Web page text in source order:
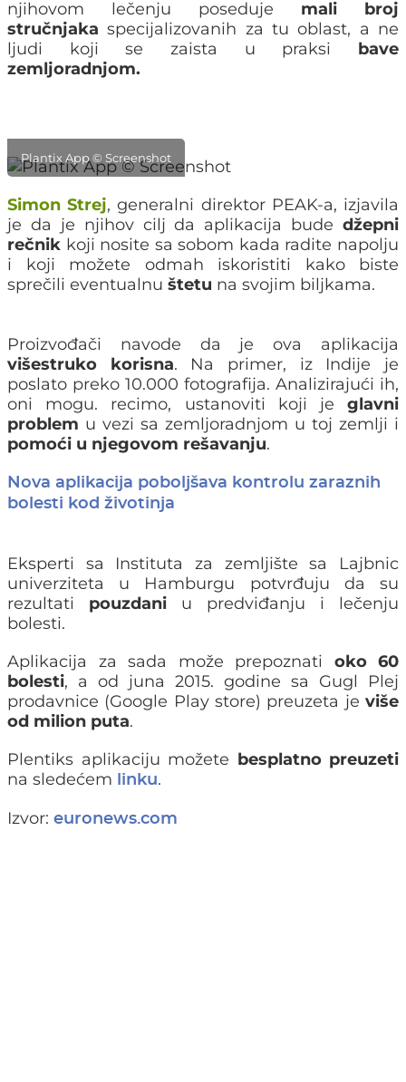
njihovom lečenju poseduje mali broj
stručnjaka specijalizovanih za tu oblast, a ne
ljudi koji se zaista u praksi bave
zemljoradnjom.
Plantix App © Screenshot
Simon Strej, generalni direktor PEAK-a, izjavila
je da je njihov cilj da aplikacija bude džepni
rečnik koji nosite sa sobom kada radite napolju
i koji možete odmah iskoristiti kako biste
sprečili eventualnu štetu na svojim biljkama.
Proizvođači navode da je ova aplikacija
višestruko korisna. Na primer, iz Indije je
poslato preko 10.000 fotografija. Analizirajući ih,
oni mogu. recimo, ustanoviti koji je glavni
problem u vezi sa zemljoradnjom u toj zemlji i
pomoći u njegovom rešavanju.
Nova aplikacija poboljšava kontrolu zaraznih
bolesti kod životinja
Eksperti sa Instituta za zemljište sa Lajbnic
univerziteta u Hamburgu potvrđuju da su
rezultati pouzdani u predviđanju i lečenju
bolesti.
Aplikacija za sada može prepoznati oko 60
bolesti, a od juna 2015. godine sa Gugl Plej
prodavnice (Google Play store) preuzeta je više
od milion puta.
Plentiks aplikaciju možete besplatno preuzeti
na sledećem
linku.
Izvor: euronews.com